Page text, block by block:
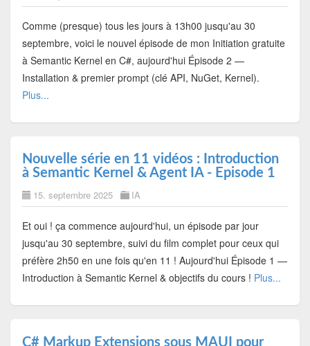
Comme (presque) tous les jours à 13h00 jusqu'au 30
septembre, voici le nouvel épisode de mon Initiation gratuite
à Semantic Kernel en C#, aujourd'hui Épisode 2 —
Installation & premier prompt (clé API, NuGet, Kernel).
Plus...
Nouvelle série en 11 vidéos : Introduction
à Semantic Kernel & Agent IA - Episode 1
15. septembre 2025 IA
Et oui ! ça commence aujourd'hui, un épisode par jour
jusqu'au 30 septembre, suivi du film complet pour ceux qui
préfère 2h50 en une fois qu'en 11 ! Aujourd'hui Épisode 1 —
Introduction à Semantic Kernel & objectifs du cours ! Plus...
C# Markup Extensions sous MAUI pour